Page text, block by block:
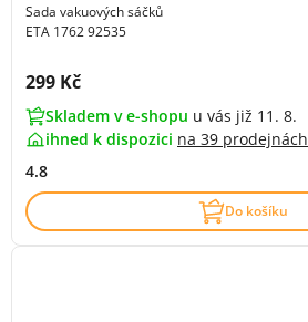
Sada vakuových sáčků
ETA 1762 92535
Cena s DPH:
299 Kč
Skladem v e-shopu u vás již 11. 8.
ihned k dispozici na 39 prodejnách
4.8
Do košíku